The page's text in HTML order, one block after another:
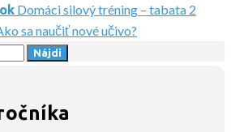
Domáci silový tréning – tabata 2
sa naučiť nové učivo?